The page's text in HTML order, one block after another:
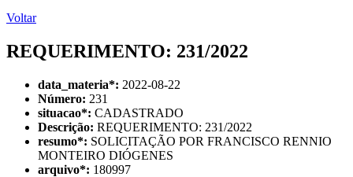
Voltar
REQUERIMENTO: 231/2022
data_materia*: 2022-08-22
Número: 231
situacao*: CADASTRADO
Descrição: REQUERIMENTO: 231/2022
resumo*: SOLICITAÇÃO POR FRANCISCO RENNIO
MONTEIRO DIÓGENES
arquivo*: 180997